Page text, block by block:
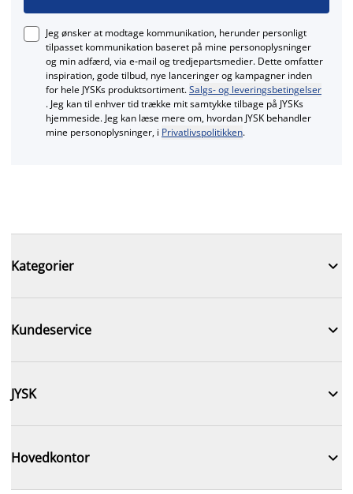
Jeg ønsker at modtage kommunikation, herunder personligt
tilpasset kommunikation baseret på mine personoplysninger
og min adfærd, via e‑mail og tredjepartsmedier. Dette omfatter
inspiration, gode tilbud, nye lanceringer og kampagner inden
for hele JYSKs produktsortiment.Salgs- og leveringsbetingelser
. Jeg kan til enhver tid trække mit samtykke tilbage på JYSKs
hjemmeside. Jeg kan læse mere om, hvordan JYSK behandler
mine personoplysninger, i Privatlivspolitikken.
Kategorier 
Kundeservice 
JYSK 
Hovedkontor 